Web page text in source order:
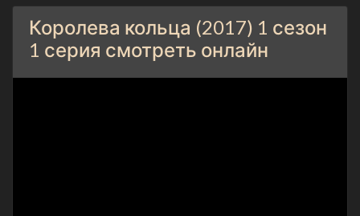
1 сезон 3 серия
Episode 3
23 марта 2017
1 сезон 2 серия
Episode 2
Королева кольца (2017) 1 сезон
1 серия смотреть онлайн